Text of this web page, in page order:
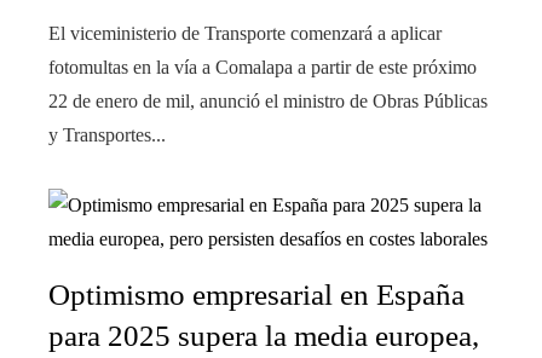
El viceministerio de Transporte comenzará a aplicar
fotomultas en la vía a Comalapa a partir de este próximo
22 de enero de mil, anunció el ministro de Obras Públicas
y Transportes...
Optimismo empresarial en España
para 2025 supera la media europea,